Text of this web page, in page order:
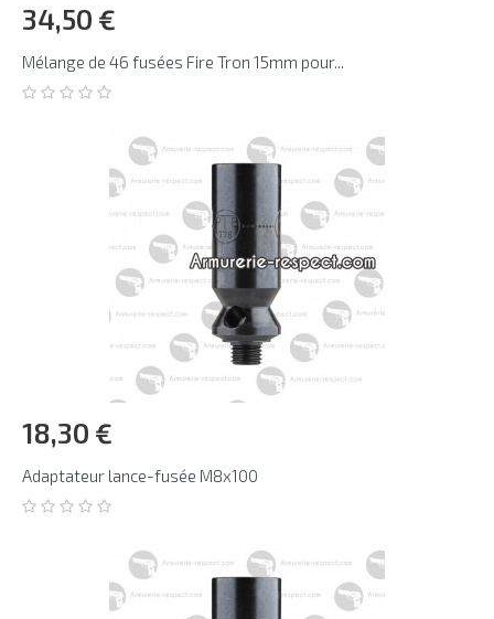
34,50 €
Mélange de 46 fusées Fire Tron 15mm pour...
18,30 €
Adaptateur lance-fusée M8x100